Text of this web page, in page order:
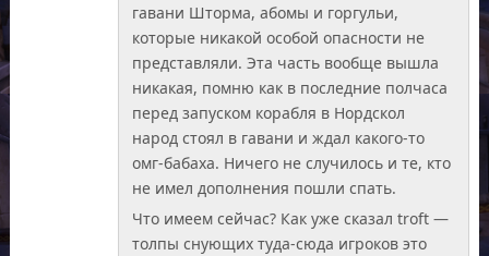
гавани Шторма, абомы и горгульи,
которые никакой особой опасности не
представляли. Эта часть вообще вышла
никакая, помню как в последние полчаса
перед запуском корабля в Нордскол
народ стоял в гавани и ждал какого-то
омг-бабаха. Ничего не случилось и те, кто
не имел дополнения пошли спать.
Что имеем сейчас? Как уже сказал troft —
толпы снующих туда-сюда игроков это